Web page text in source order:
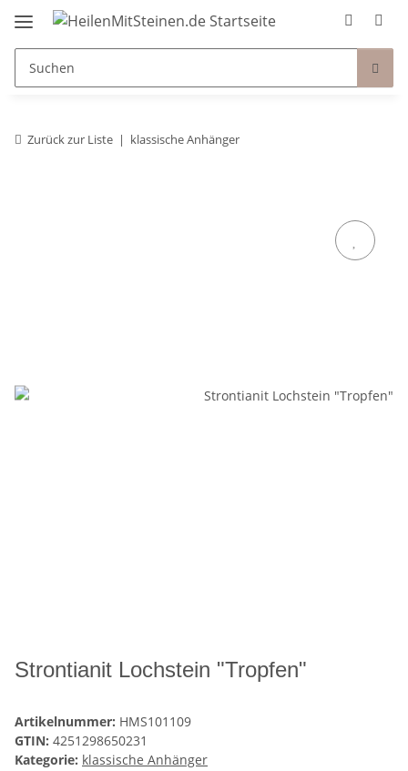
Zurück zur Liste klassische Anhänger
Strontianit Lochstein "Tropfen"
Artikelnummer: HMS101109
GTIN: 4251298650231
Kategorie: klassische Anhänger